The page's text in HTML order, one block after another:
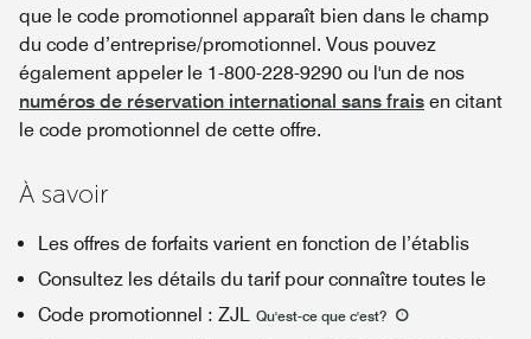
que le code promotionnel apparaît bien dans le champ
du code d’entreprise/promotionnel. Vous pouvez
également appeler le 1-800-228-9290 ou l'un de nos
numéros de réservation international sans frais en citant
le code promotionnel de cette offre.
À savoir
Les offres de forfaits varient en fonction de l’établis
Consultez les détails du tarif pour connaître toutes le
Code promotionnel : ZJL Qu'est-ce que c'est?